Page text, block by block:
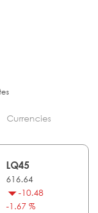
Currencies
LQ45
616.64
-10.48
-1.67 %